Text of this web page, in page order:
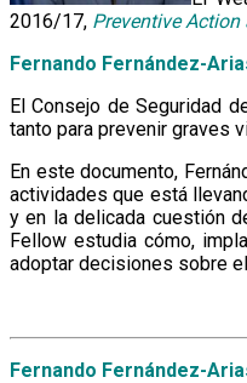
2016/17, Preventive
Fernando Fernández-
El Consejo de Seguridad
tanto para prevenir graves
En este documento,
actividades que está
y en la delicada cuestión
Fellow estudia cómo,
adoptar decisiones sobre
Fernando Fernández-